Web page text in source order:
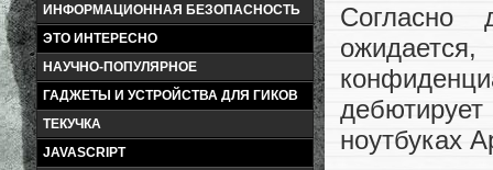
ИНФОРМАЦИОННАЯ БЕЗОПАСНОСТЬ
ЭТО ИНТЕРЕСНО
НАУЧНО-ПОПУЛЯРНОЕ
ГАДЖЕТЫ И УСТРОЙСТВА ДЛЯ ГИКОВ
ТЕКУЧКА
JAVASCRIPT
Согласно
ноутбуках